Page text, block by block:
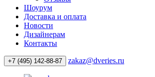
Шоурум
Доставка и оплата
Новости
Дизайнерам
Контакты
+7 (495) 142-88-87 zakaz@dveries.ru